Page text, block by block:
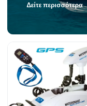
Δείτε περισσότερα